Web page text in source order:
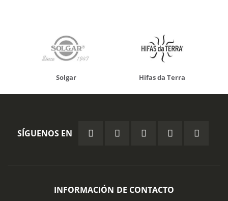
Solgar Hifas da Terra
SÍGUENOS EN
INFORMACIÓN DE CONTACTO